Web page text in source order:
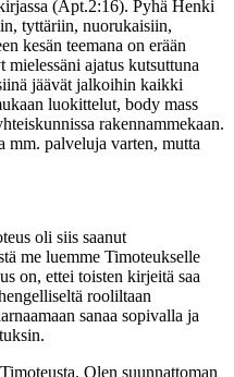
(Apt.2:16). Pyhä Henki
tyttäriin, nuorukaisiin,
kesän teemana on erään
ajatus kutsuttuna
jäävät jalkoihin kaikki
luokittelut, body mass
rakennammekaan.
mm. palveluja varten, mutta
oli siis saanut
me luemme Timoteukselle
on, ettei toisten kirjeitä saa
rooliltaan
sanaa sopivalla ja
Olen suunnattoman